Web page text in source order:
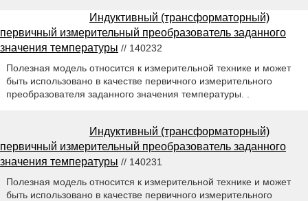
Индуктивный (трансформаторный)
первичный измерительный преобразователь заданного
значения температуры // 140232
Полезная модель относится к измерительной технике и может
быть использовано в качестве первичного измерительного
преобразователя заданного значения температуры. .
Индуктивный (трансформаторный)
первичный измерительный преобразователь заданного
значения температуры // 140231
Полезная модель относится к измерительной технике и может
быть использовано в качестве первичного измерительного